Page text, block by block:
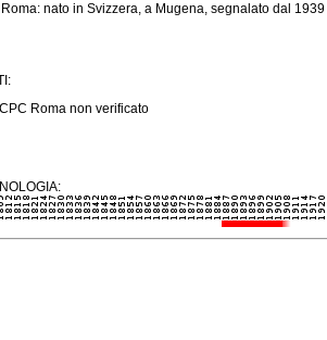
nato in Svizzera, a Mugena, segnalato dal
Roma non verificato